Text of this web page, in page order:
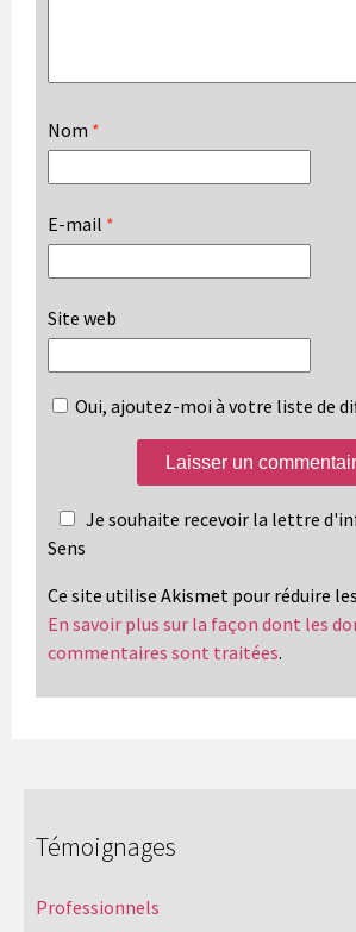
Nom *
E-mail *
Site web
Oui, ajoutez-moi à votre liste de
Je souhaite recevoir la lettre
Sens
Ce site utilise Akismet pour réduire
En savoir plus sur la façon dont les
commentaires sont traitées.
Témoignages
Professionnels